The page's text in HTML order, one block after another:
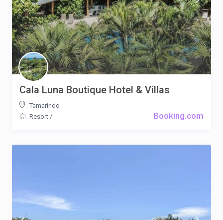
Booking.com
Cala Luna Boutique Hotel & Villas
Tamarindo
Resort /